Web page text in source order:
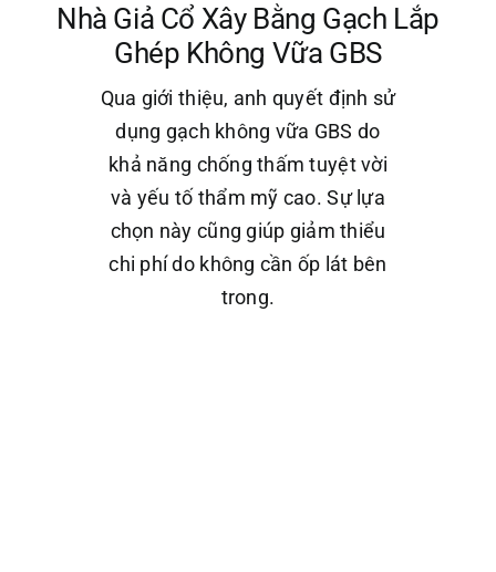
Nhà Giả Cổ Xây Bằng Gạch Lắp
Ghép Không Vữa GBS
Qua giới thiệu, anh quyết định sử
dụng gạch không vữa GBS do
khả năng chống thấm tuyệt vời
và yếu tố thẩm mỹ cao. Sự lựa
chọn này cũng giúp giảm thiểu
chi phí do không cần ốp lát bên
trong.